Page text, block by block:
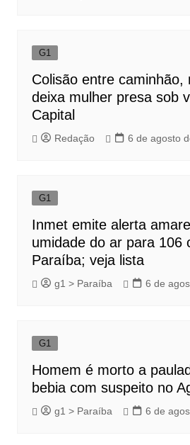
G1
Colisão entre caminhão,
deixa mulher presa sob
Capital
Redação 6 de agosto
G1
Inmet emite alerta
umidade do ar para 106
Paraíba; veja lista
g1 > Paraíba 6 de
G1
Homem é morto a
bebia com suspeito no
g1 > Paraíba 6 de